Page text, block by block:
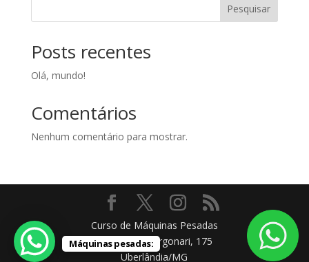
Pesquisar
Posts recentes
Olá, mundo!
Comentários
Nenhum comentário para mostrar.
Curso de Máquinas Pesadas
Rua Paulo Margonari, 175
Uberlândia/MG
Máquinas pesadas: